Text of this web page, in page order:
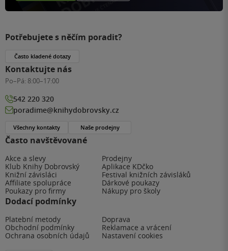
Často navštěvované
Akce a slevy
Prodejny
Klub Knihy Dobrovský
Aplikace KDčko
Knižní závisláci
Festival knižních závisláků
Affiliate spolupráce
Dárkové poukazy
Poukazy pro firmy
Nákupy pro školy
Dodací podmínky
Platební metody
Doprava
Obchodní podmínky
Reklamace a vrácení
Ochrana osobních údajů
Nastavení cookies
Potřebujete s něčím poradit?
Často kladené dotazy
Kontaktujte nás
Po–Pá: 8:00–17:00
542 220 320
poradime@knihydobrovsky.cz
Všechny kontakty Naše prodejny